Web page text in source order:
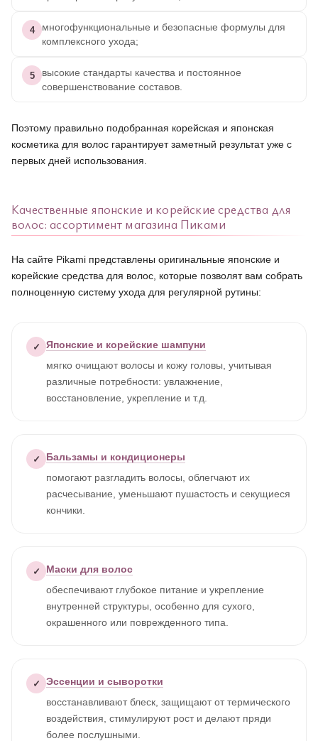
4
многофункциональные и безопасные формулы для
комплексного ухода;
5
высокие стандарты качества и постоянное
совершенствование составов.
Поэтому правильно подобранная корейская и японская
косметика для волос гарантирует заметный результат уже с
первых дней использования.
Качественные японские и корейские средства для
волос: ассортимент магазина Пиками
На сайте Pikami представлены оригинальные японские и
корейские средства для волос, которые позволят вам собрать
полноценную систему ухода для регулярной рутины:
✓
Японские и корейские шампуни
мягко очищают волосы и кожу головы, учитывая
различные потребности: увлажнение,
восстановление, укрепление и т.д.
✓
Бальзамы и кондиционеры
помогают разгладить волосы, облегчают их
расчесывание, уменьшают пушастость и секущиеся
кончики.
✓
Маски для волос
обеспечивают глубокое питание и укрепление
внутренней структуры, особенно для сухого,
окрашенного или поврежденного типа.
✓
Эссенции и сыворотки
восстанавливают блеск, защищают от термического
воздействия, стимулируют рост и делают пряди
более послушными.